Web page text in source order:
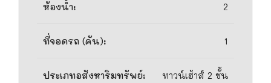
ห้องน้ำ: 2
ที่จอดรถ (คัน): 1
ประเภทอสังหาริมทรัพย์: ทาวน์เฮ้าส์ 2 ชั้น